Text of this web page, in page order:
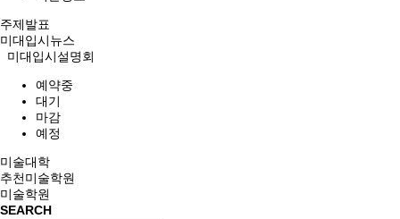
주제발표
미대입시뉴스
미대입시설명회
예약중
대기
마감
예정
미술대학
추천미술학원
미술학원
SEARCH